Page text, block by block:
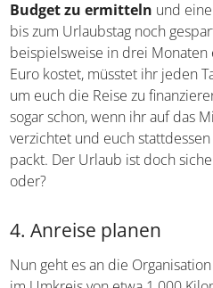
Sparen bei der
Empfehlenswert ist außerdem,
Budget zu ermittelnund
viel bis zum Urlaubstag noch
beispielsweise in drei Monaten
900 Euro kostet, müsstet ihr
beiseitelegen, um euch die
Mittagessen in der Kantine
stattdessen selbst ein
doch sicher die beste